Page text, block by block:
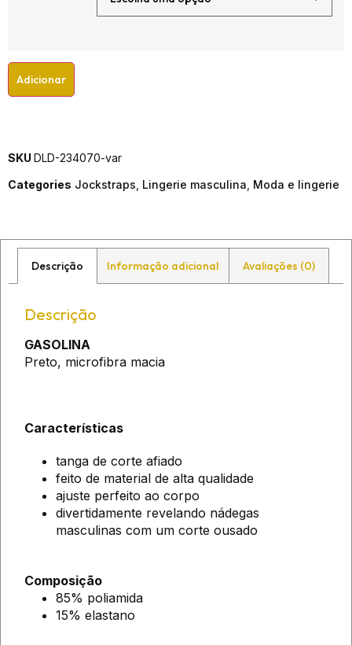
Adicionar
SKU DLD-234070-var
Categories Jockstraps Lingerie masculina Moda e lingerie
Descrição Informação adicional Avaliações (0)
Descrição
GASOLINA
Preto, microfibra macia
Características
tanga de corte afiado
feito de material de alta qualidade
ajuste perfeito ao corpo
divertidamente revelando nádegas
masculinas com um corte ousado
Composição
85% poliamida
15% elastano